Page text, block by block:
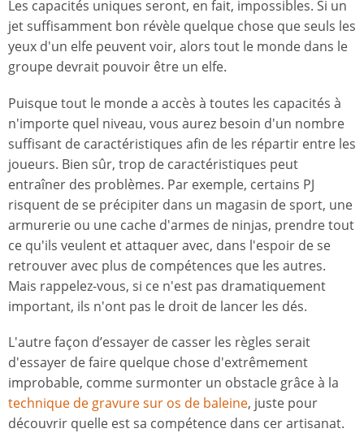
Les capacités uniques seront, en fait, impossibles. Si un
jet suffisamment bon révèle quelque chose que seuls les
yeux d'un elfe peuvent voir, alors tout le monde dans le
groupe devrait pouvoir être un elfe.
Puisque tout le monde a accès à toutes les capacités à
n'importe quel niveau, vous aurez besoin d'un nombre
suffisant de caractéristiques afin de les répartir entre les
joueurs. Bien sûr, trop de caractéristiques peut
entraîner des problèmes. Par exemple, certains PJ
risquent de se précipiter dans un magasin de sport, une
armurerie ou une cache d'armes de ninjas, prendre tout
ce qu'ils veulent et attaquer avec, dans l'espoir de se
retrouver avec plus de compétences que les autres.
Mais rappelez-vous, si ce n'est pas dramatiquement
important, ils n'ont pas le droit de lancer les dés.
L'autre façon d’essayer de casser les règles serait
d'essayer de faire quelque chose d'extrêmement
improbable, comme surmonter un obstacle grâce à la
technique de gravure sur os de baleine, juste pour
découvrir quelle est sa compétence dans cer artisanat.